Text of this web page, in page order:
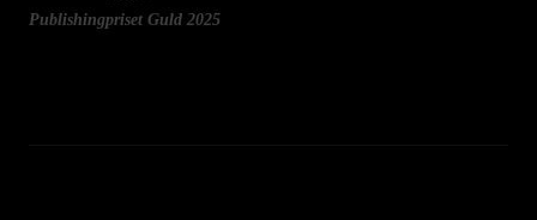
Publishingpriset Guld 2025